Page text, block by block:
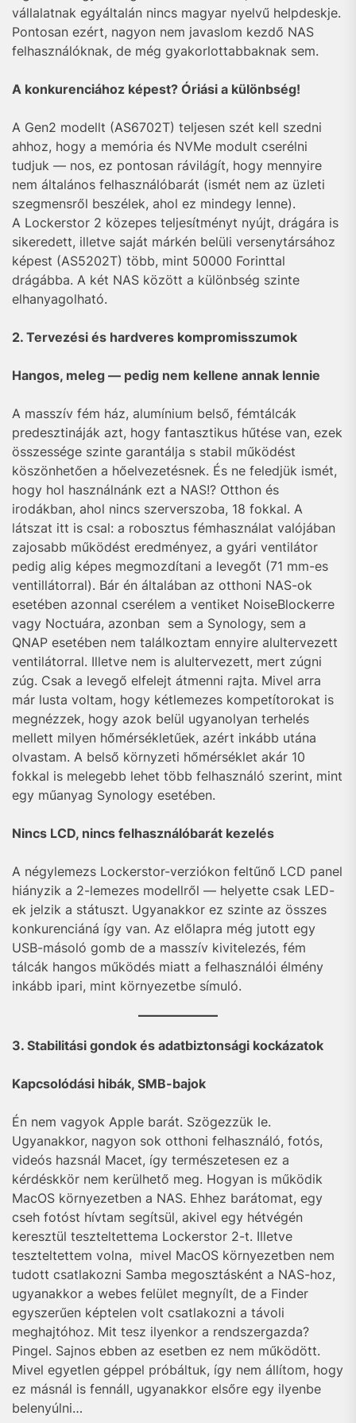
vállalatnak egyáltalán nincs magyar nyelvű helpdeskje.
Pontosan ezért, nagyon nem javaslom kezdő NAS
felhasználóknak, de még gyakorlottabbaknak sem.
A konkurenciához képest? Óriási a különbség!
A Gen2 modellt (AS6702T) teljesen szét kell szedni
ahhoz, hogy a memória és NVMe modult cserélni
tudjuk — nos, ez pontosan rávilágít, hogy mennyire
nem általános felhasználóbarát (ismét nem az üzleti
szegmensről beszélek, ahol ez mindegy lenne).
A Lockerstor 2 közepes teljesítményt nyújt, drágára is
sikeredett, illetve saját márkén belüli versenytársához
képest (AS5202T) több, mint 50000 Forinttal
drágábba. A két NAS között a különbség szinte
elhanyagolható.
2. Tervezési és hardveres kompromisszumok
Hangos, meleg — pedig nem kellene annak lennie
A masszív fém ház, alumínium belső, fémtálcák
predesztináják azt, hogy fantasztikus hűtése van, ezek
összessége szinte garantálja s stabil működést
köszönhetően a hőelvezetésnek. És ne feledjük ismét,
hogy hol használnánk ezt a NAS!? Otthon és
irodákban, ahol nincs szerverszoba, 18 fokkal. A
látszat itt is csal: a robosztus fémhasználat valójában
zajosabb működést eredményez, a gyári ventilátor
pedig alig képes megmozdítani a levegőt (71 mm-es
ventillátorral). Bár én általában az otthoni NAS-ok
esetében azonnal cserélem a ventiket NoiseBlockerre
vagy Noctuára, azonban sem a Synology, sem a
QNAP esetében nem találkoztam ennyire alultervezett
ventilátorral. Illetve nem is alultervezett, mert zúgni
zúg. Csak a levegő elfelejt átmenni rajta. Mivel arra
már lusta voltam, hogy kétlemezes kompetítorokat is
megnézzek, hogy azok belül ugyanolyan terhelés
mellett milyen hőmérsékletűek, azért inkább utána
olvastam. A belső környzeti hőmérséklet akár 10
fokkal is melegebb lehet több felhasználó szerint, mint
egy műanyag Synology esetében.
Nincs LCD, nincs felhasználóbarát kezelés
A négylemezs Lockerstor-verziókon feltűnő LCD panel
hiányzik a 2-lemezes modellről — helyette csak LED-
ek jelzik a státuszt. Ugyanakkor ez szinte az összes
konkurenciáná így van. Az előlapra még jutott egy
USB-másoló gomb de a masszív kivitelezés, fém
tálcák hangos működés miatt a felhasználói élmény
inkább ipari, mint környezetbe símuló.
3. Stabilitási gondok és adatbiztonsági kockázatok
Kapcsolódási hibák, SMB-bajok
Én nem vagyok Apple barát. Szögezzük le.
Ugyanakkor, nagyon sok otthoni felhasználó, fotós,
videós hazsnál Macet, így természetesen ez a
kérdéskkör nem kerülhető meg. Hogyan is működik
MacOS környezetben a NAS. Ehhez barátomat, egy
cseh fotóst hívtam segítsül, akivel egy hétvégén
keresztül teszteltettema Lockerstor 2-t. Illetve
teszteltettem volna, mivel MacOS környezetben nem
tudott csatlakozni Samba megosztásként a NAS-hoz,
ugyanakkor a webes felület megnyílt, de a Finder
egyszerűen képtelen volt csatlakozni a távoli
meghajtóhoz. Mit tesz ilyenkor a rendszergazda?
Pingel. Sajnos ebben az esetben ez nem működött.
Mivel egyetlen géppel próbáltuk, így nem állítom, hogy
ez másnál is fennáll, ugyanakkor elsőre egy ilyenbe
belenyúlni…